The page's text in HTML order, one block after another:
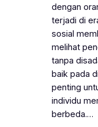
dengan
terjadi di
sosial
melihat
tanpa
baik pada
penting
individu
berbeda.…